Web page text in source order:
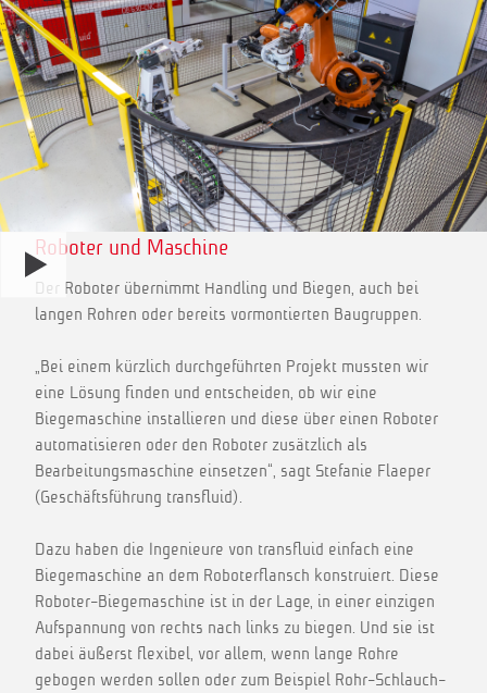
Roboter und Maschine
Der Roboter übernimmt Handling und Biegen, auch bei
langen Rohren oder bereits vormontierten Baugruppen.
„Bei einem kürzlich durchgeführten Projekt mussten wir
eine Lösung finden und entscheiden, ob wir eine
Biegemaschine installieren und diese über einen Roboter
automatisieren oder den Roboter zusätzlich als
Bearbeitungsmaschine einsetzen“, sagt Stefanie Flaeper
(Geschäftsführung transfluid).
Dazu haben die Ingenieure von transfluid einfach eine
Biegemaschine an dem Roboterflansch konstruiert. Diese
Roboter-Biegemaschine ist in der Lage, in einer einzigen
Aufspannung von rechts nach links zu biegen. Und sie ist
dabei äußerst flexibel, vor allem, wenn lange Rohre
gebogen werden sollen oder zum Beispiel Rohr-Schlauch-